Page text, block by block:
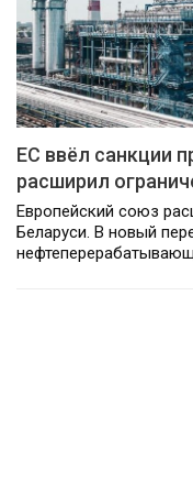
ЕС ввёл санкции
расширил
Европейский союз
Беларуси. В новый